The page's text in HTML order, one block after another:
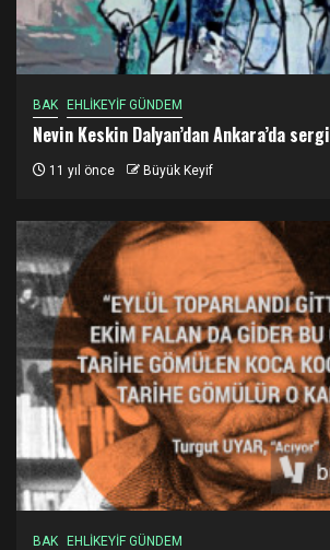
BAK EHLİKEYİF GÜNDEM
Nevin Keskin Dalyan’dan Ankara’da sergi
11 yıl önce Büyük Keyif
BAK EHLİKEYİF GÜNDEM